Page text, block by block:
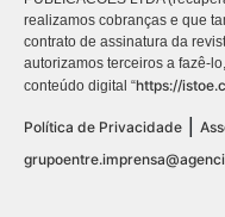
realizamos cobranças e que
contrato de assinatura da
autorizamos terceiros a fazê-
conteúdo digital “https://
Política de Privacidade